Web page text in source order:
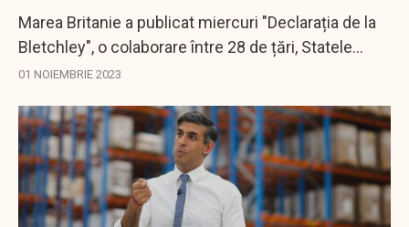
Marea Britanie a publicat miercuri "Declarația de la
Bletchley", o colaborare între 28 de țări, Statele
Unite și China, menită să stimuleze eforturile
01 NOIEMBRIE 2023